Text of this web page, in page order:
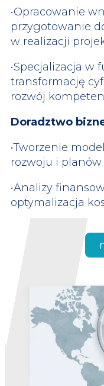
•Opracowanie
przygotowanie
w realizacji
•Specjalizacja w
transformację
rozwój
Doradztwo
•Tworzenie
rozwoju i
•Analizy
optymalizacja